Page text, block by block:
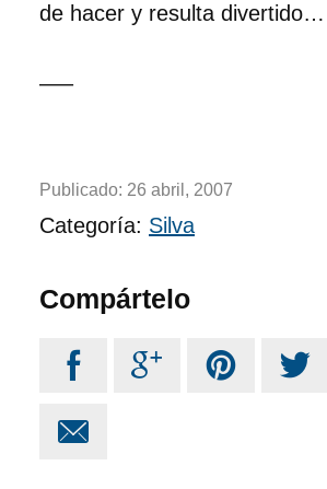
de hacer y resulta divertido…
—–
Publicado: 26 abril, 2007
Categoría: Silva
Compártelo
   
